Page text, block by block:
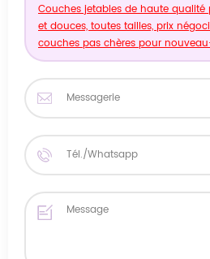
Couches jetables de haute qualité
et douces, toutes tailles, prix
couches pas chères pour